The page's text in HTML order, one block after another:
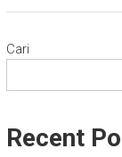
Cari
Recent